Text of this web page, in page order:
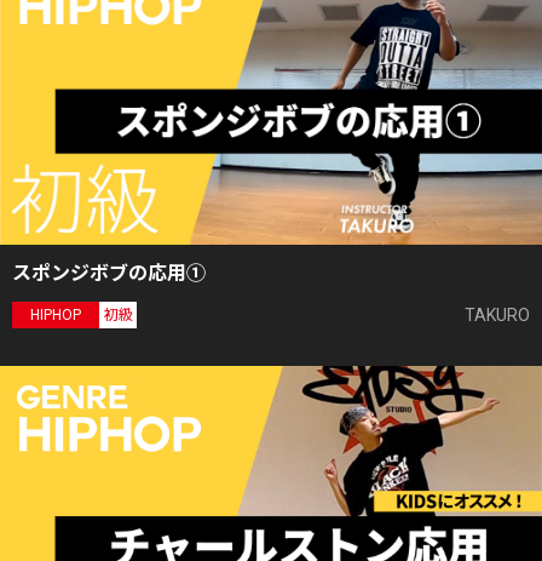
スポンジボブの応用①
HIPHOP 初級 TAKURO